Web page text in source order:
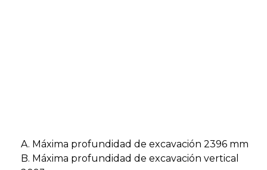
A. Máxima profundidad de excavación 2396 mm
B. Máxima profundidad de excavación vertical